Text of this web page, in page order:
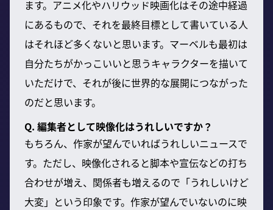
ます。アニメ化やハリウッド映画化はその途中経過
にあるもので、それを最終目標として書いている人
はそれほど多くないと思います。マーベルも最初は
自分たちがかっこいいと思うキャラクターを描いて
いただけで、それが後に世界的な展開につながった
のだと思います。
Q. 編集者として映像化はうれしいですか？
もちろん、作家が望んでいればうれしいニュースで
す。ただし、映像化されると脚本や宣伝などの打ち
合わせが増え、関係者も増えるので「うれしいけど
大変」という印象です。作家が望んでいないのに映